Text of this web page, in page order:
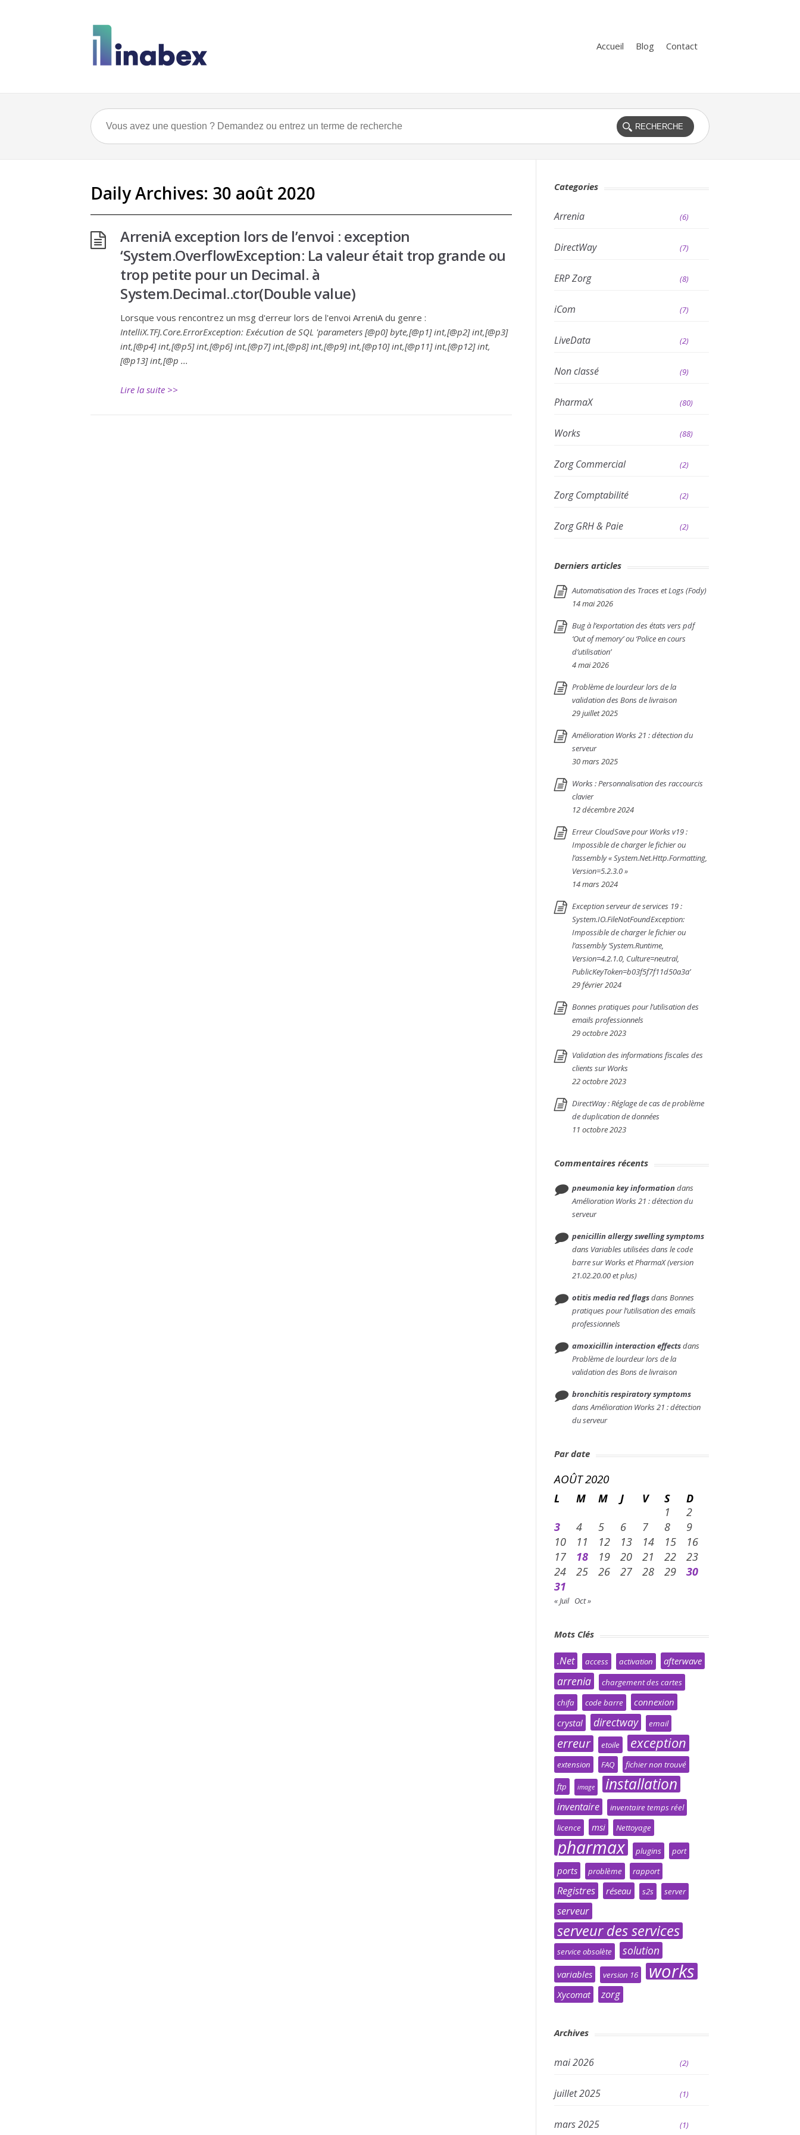
Accueil Blog Contact
Daily Archives: 30 août 2020
ArreniA exception lors de l’envoi : exception
‘System.OverflowException: La valeur était trop grande ou
trop petite pour un Decimal. à
System.Decimal..ctor(Double value)
Lorsque vous rencontrez un msg d'erreur lors de l'envoi ArreniA du genre :
IntelliX.TFJ.Core.ErrorException: Exécution de SQL 'parameters [@p0] byte,[@p1] int,[@p2] int,[@p3]
int,[@p4] int,[@p5] int,[@p6] int,[@p7] int,[@p8] int,[@p9] int,[@p10] int,[@p11] int,[@p12] int,
[@p13] int,[@p ...
Lire la suite >>
Categories
Arrenia (6)
DirectWay (7)
ERP Zorg (8)
iCom (7)
LiveData (2)
Non classé (9)
PharmaX (80)
Works (88)
Zorg Commercial (2)
Zorg Comptabilité (2)
Zorg GRH & Paie (2)
Derniers articles
Automatisation des Traces et Logs (Fody)
14 mai 2026
Bug à l’exportation des états vers pdf
‘Out of memory’ ou ‘Police en cours
d’utilisation’
4 mai 2026
Problème de lourdeur lors de la
validation des Bons de livraison
29 juillet 2025
Amélioration Works 21 : détection du
serveur
30 mars 2025
Works : Personnalisation des raccourcis
clavier
12 décembre 2024
Erreur CloudSave pour Works v19 :
Impossible de charger le fichier ou
l’assembly « System.Net.Http.Formatting,
Version=5.2.3.0 »
14 mars 2024
Exception serveur de services 19 :
System.IO.FileNotFoundException:
Impossible de charger le fichier ou
l’assembly ‘System.Runtime,
Version=4.2.1.0, Culture=neutral,
PublicKeyToken=b03f5f7f11d50a3a’
29 février 2024
Bonnes pratiques pour l’utilisation des
emails professionnels
29 octobre 2023
Validation des informations fiscales des
clients sur Works
22 octobre 2023
DirectWay : Réglage de cas de problème
de duplication de données
11 octobre 2023
Commentaires récents
pneumonia key informationdans
Amélioration Works 21 : détection du
serveur
penicillin allergy swelling symptoms
dans Variables utilisées dans le code
barre sur Works et PharmaX (version
21.02.20.00 et plus)
otitis media red flagsdansBonnes
pratiques pour l’utilisation des emails
professionnels
amoxicillin interaction effectsdans
Problème de lourdeur lors de la
validation des Bons de livraison
bronchitis respiratory symptoms
dansAmélioration Works 21 : détection
du serveur
Par date
AOÛT 2020
L M M J V S
D
1
2
3
4 5 6 7 8
9
10
11 12 13 14 15
16
17
18 19 20 21 22
23
24
25 26 27 28 29
30
31
« Juil Oct »
Mots Clés
.Net access activation afterwave
arrenia
chargement des cartes
chifa
code barre
connexion
crystal
directway email
erreur etoile exception
extension FAQ fichier non trouvé
ftp image installation
inventaire
inventaire temps réel
licence
msi Nettoyage
pharmax plugins port
ports problème rapport
Registres réseau s2s server
serveur
serveur des services
service obsolète solution
variables version 16 works
Xycomat zorg
Archives
mai 2026 (2)
juillet 2025 (1)
mars 2025 (1)